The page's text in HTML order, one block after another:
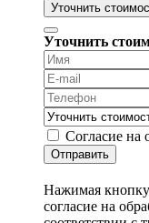
Уточнить
Уточнить
Согласие на
Отправить
Нажимая
согласие на